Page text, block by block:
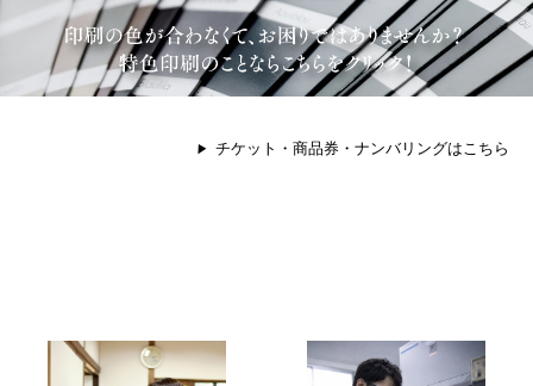
チケット・商品券・ナンバリングはこちら